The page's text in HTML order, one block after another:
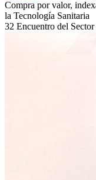
Compra por valor,
la Tecnología Sanitaria
32 Encuentro del